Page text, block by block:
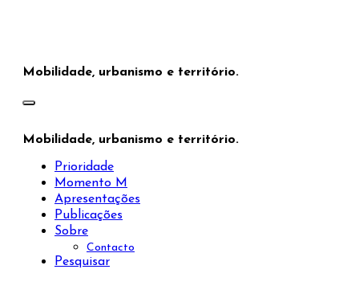
Mobilidade, urbanismo e território.
Mobilidade, urbanismo e território.
Prioridade
Momento M
Apresentações
Publicações
Sobre
Contacto
Pesquisar